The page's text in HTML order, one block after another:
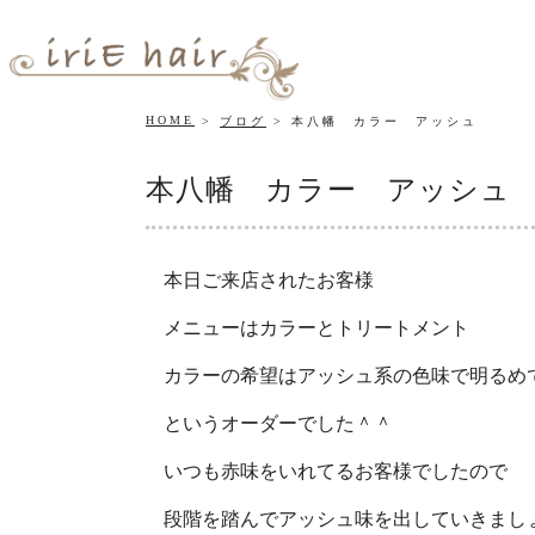
HOME ブログ 本八幡 カラー アッシュ
本八幡 カラー アッシュ
本日ご来店されたお客様
メニューはカラーとトリートメント
カラーの希望はアッシュ系の色味で明るめ
というオーダーでした＾＾
いつも赤味をいれてるお客様でしたので
段階を踏んでアッシュ味を出していきまし